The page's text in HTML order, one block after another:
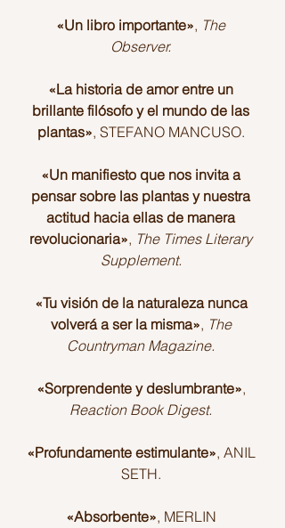
«Un libro importante», The
Observer.
«La historia de amor entre un
brillante filósofo y el mundo de las
plantas», STEFANO MANCUSO.
«Un manifiesto que nos invita a
pensar sobre las plantas y nuestra
actitud hacia ellas de manera
revolucionaria», The Times Literary
Supplement.
«Tu visión de la naturaleza nunca
volverá a ser la misma», The
Countryman Magazine.
«Sorprendente y deslumbrante»,
Reaction Book Digest.
«Profundamente estimulante», ANIL
SETH.
«Absorbente», MERLIN